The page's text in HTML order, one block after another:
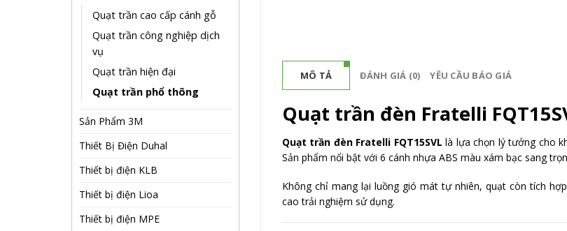
Quạt trần cao cấp cánh gỗ
Quạt trần công nghiệp dịch
vụ
Quạt trần hiện đại
Quạt trần phổ thông
Sản Phẩm 3M
Thiết Bị Điện Duhal
Thiết bị điện KLB
Thiết bị điện Lioa
Thiết bị điện MPE
MÔ TẢ ĐÁNH GIÁ (0) YÊU CẦU BÁO GIÁ
Quạt trần đèn Fratelli
Quạt trần đèn Fratelli FQT15SVL là lựa chọn lý tưởng cho
Sản phẩm nổi bật với 6 cánh nhựa ABS màu xám bạc sang
Không chỉ mang lại luồng gió mát tự nhiên, quạt còn tích
cao trải nghiệm sử dụng.